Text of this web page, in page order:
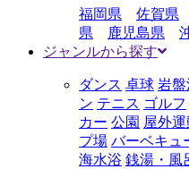
福岡県 佐賀県
県
鹿児島県
ジャンルから探す
ダンス 卓球 岩盤
ン テニス ゴルフ
カー 公園 屋外
プ場 バーベキュ
海水浴 銭湯・風